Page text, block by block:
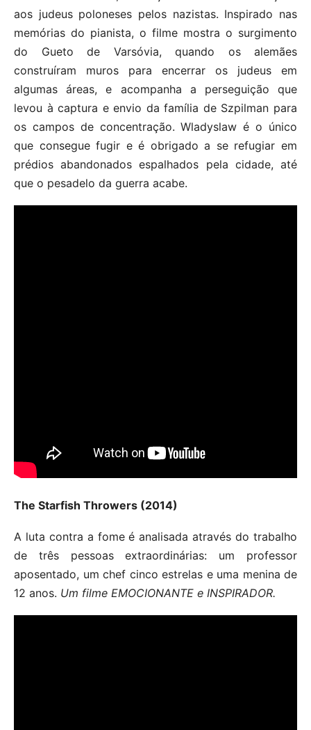
aos judeus poloneses pelos nazistas. Inspirado nas
memórias do pianista, o filme mostra o surgimento
do Gueto de Varsóvia, quando os alemães
construíram muros para encerrar os judeus em
algumas áreas, e acompanha a perseguição que
levou à captura e envio da família de Szpilman para
os campos de concentração. Wladyslaw é o único
que consegue fugir e é obrigado a se refugiar em
prédios abandonados espalhados pela cidade, até
que o pesadelo da guerra acabe.
The Starfish Throwers (2014)
A luta contra a fome é analisada através do trabalho
de três pessoas extraordinárias: um professor
aposentado, um chef cinco estrelas e uma menina de
12 anos. Um filme EMOCIONANTE e INSPIRADOR.